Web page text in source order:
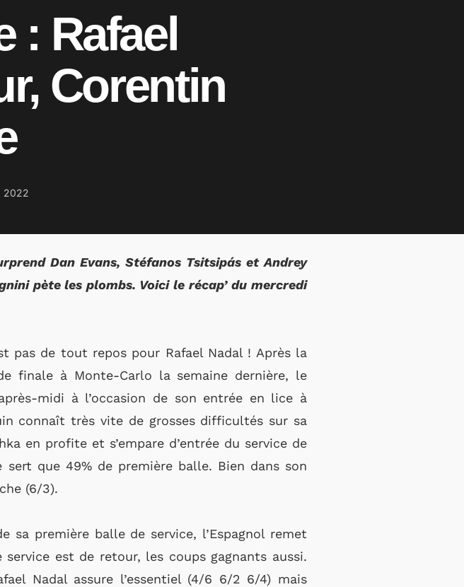
: Rafael
Corentin
2022
Dan Evans, Stéfanos Tsitsipás et Andrey
pète les plombs. Voici le récap’ du mercredi
pas de tout repos pour Rafael Nadal ! Après la
finale à Monte-Carlo la semaine dernière, le
midi à l’occasion de son entrée en lice à
connaît très vite de grosses difficultés sur sa
en profite et s’empare d’entrée du service de
sert que 49% de première balle. Bien dans son
(6/3).
sa première balle de service, l’Espagnol remet
est de retour, les coups gagnants aussi.
Nadal assure l’essentiel (4/6 6/2 6/4) mais